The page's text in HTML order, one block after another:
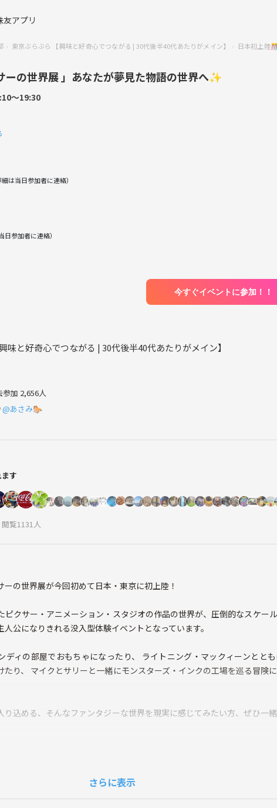
友アプリ
東京ぶらぶら 【興味と好奇心でつながる | 30代後半40代あたりがメイン】 日本初上陸
ーの世界展 」あなたが夢見た物語の世界へ✨
〜19:30
は当日参加者に連絡）
日参加者に連絡）
今すぐイベントに参加！！
味と好奇心でつながる | 30代後半40代あたりがメイン】
加 2,656人
@あさみ🐎
す
覧1131人
の世界展が今回初めて日本・東京に初上陸！
ピクサー・アニメーション・スタジオの作品の世界が、圧倒的なスケー
公になりきれる没入型体験イベントとなっています。
ディの部屋でおもちゃになったり、 ライトニング・マックィーンとと
たり、 マイクとサリーと一緒にモンスターズ・インクの工場を巡る冒険
り込める、そんなファンタジーな世界を現実に感じてみたい方、ぜひ一
ット代 5,400円、システム利用料 220円、店頭発券手数料 165円）
さらに表示